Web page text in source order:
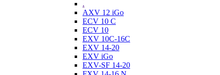
.
AXV 12 iGo
ECV 10 C
ECV 10
EXV 10C-16C
EXV 14-20
EXV iGo
EXV-SF 14-20